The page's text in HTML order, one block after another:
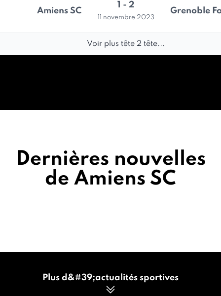
Amiens SC
1 - 2
11 novembre 2023
Grenoble
Voir plus tête 2 tête...
Dernières nouvelles
de Amiens SC
Plus d&#39;actualités sportives